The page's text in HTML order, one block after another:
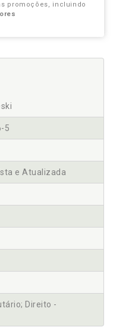
promoções, incluindo
5
e Atualizada
Direito -